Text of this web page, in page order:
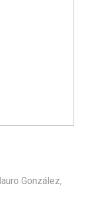
González,